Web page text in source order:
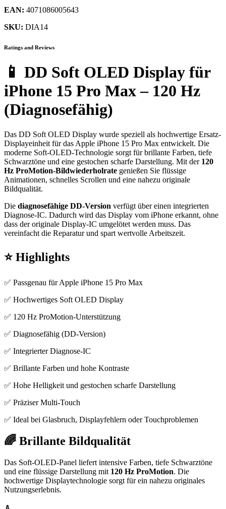
EAN: 4071086005643
SKU: DIA14
Ratings and Reviews
📱 DD Soft OLED Display für
iPhone 15 Pro Max – 120 Hz
(Diagnosefähig)
Das DD Soft OLED Display wurde speziell als hochwertige Ersatz-
Displayeinheit für das Apple iPhone 15 Pro Max entwickelt. Die
moderne Soft-OLED-Technologie sorgt für brillante Farben, tiefe
Schwarztöne und eine gestochen scharfe Darstellung. Mit der 120
Hz ProMotion-Bildwiederholrate genießen Sie flüssige
Animationen, schnelles Scrollen und eine nahezu originale
Bildqualität.
Die diagnosefähige DD-Version verfügt über einen integrierten
Diagnose-IC. Dadurch wird das Display vom iPhone erkannt, ohne
dass der originale Display-IC umgelötet werden muss. Das
vereinfacht die Reparatur und spart wertvolle Arbeitszeit.
⭐ Highlights
✅ Passgenau für Apple iPhone 15 Pro Max
✅ Hochwertiges Soft OLED Display
✅ 120 Hz ProMotion-Unterstützung
✅ Diagnosefähig (DD-Version)
✅ Integrierter Diagnose-IC
✅ Brillante Farben und hohe Kontraste
✅ Hohe Helligkeit und gestochen scharfe Darstellung
✅ Präziser Multi-Touch
✅ Ideal bei Glasbruch, Displayfehlern oder Touchproblemen
🌈 Brillante Bildqualität
Das Soft-OLED-Panel liefert intensive Farben, tiefe Schwarztöne
und eine flüssige Darstellung mit 120 Hz ProMotion. Die
hochwertige Displaytechnologie sorgt für ein nahezu originales
Nutzungserlebnis.